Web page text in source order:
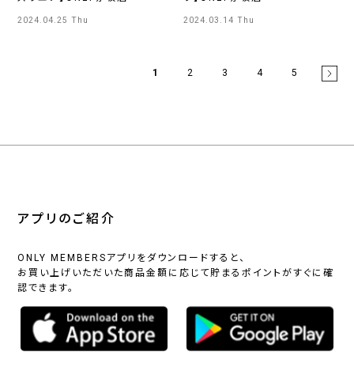
2024.04.25 Thu 2024.03.14 Thu
1 2 3 4 5
アプリのご紹介
ONLY MEMBERSアプリをダウンロードすると、
お買い上げいただいた商品金額に応じて貯まるポイントがすぐに確
認できます。